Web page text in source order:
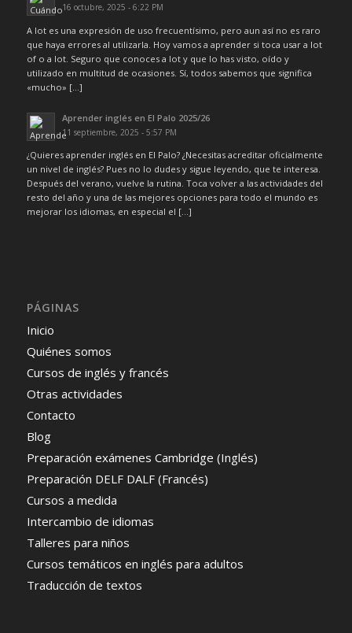
16 octubre, 2025 - 6:22 PM
A lot es una expresión de uso frecuentísimo, pero aun así no es raro
que haya errores al utilizarla. Hoy vamos a aprender si toca usar a lot
of o a lot. Seguro que conoces a lot y que lo has visto, oído y
utilizado en multitud de ocasiones. Sí, todos sabemos que significa
«mucho» […]
Aprender inglés en El Palo 2025/26
11 septiembre, 2025 - 5:57 PM
¿Quieres aprender inglés en El Palo? ¿Necesitas acreditar oficialmente
un nivel de inglés? Pues no lo dudes y sigue leyendo, que te interesa.
Después del verano, vuelve la rutina. Toca volver a las actividades del
resto del año y una de las mejores opciones para todo el mundo es
mejorar los idiomas, en especial el […]
PÁGINAS
Inicio
Quiénes somos
Cursos de inglés y francés
Otras actividades
Contacto
Blog
Preparación exámenes Cambridge (Inglés)
Preparación DELF DALF (Francés)
Cursos a medida
Intercambio de idiomas
Talleres para niños
Cursos temáticos en inglés para adultos
Traducción de textos